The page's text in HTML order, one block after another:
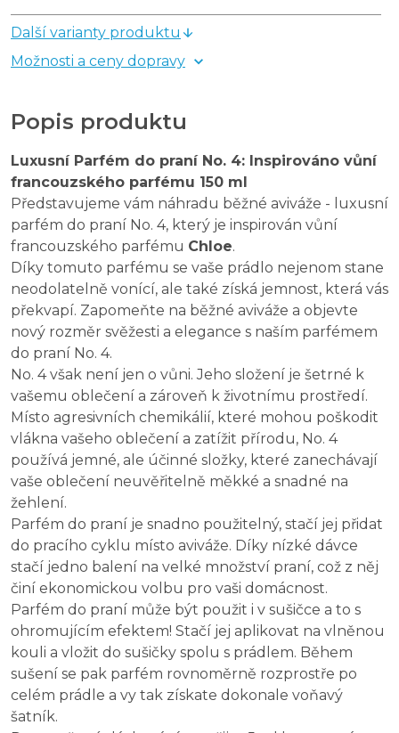
Další varianty produktu
Možnosti a ceny dopravy
Popis produktu
Luxusní Parfém do praní No. 4: Inspirováno vůní
francouzského parfému 150 ml
Představujeme vám náhradu běžné aviváže - luxusní
parfém do praní No. 4, který je inspirován vůní
francouzského parfému Chloe.
Díky tomuto parfému se vaše prádlo nejenom stane
neodolatelně vonící, ale také získá jemnost, která vás
překvapí. Zapomeňte na běžné aviváže a objevte
nový rozměr svěžesti a elegance s naším parfémem
do praní No. 4.
No. 4 však není jen o vůni. Jeho složení je šetrné k
vašemu oblečení a zároveň k životnímu prostředí.
Místo agresivních chemikálií, které mohou poškodit
vlákna vašeho oblečení a zatížit přírodu, No. 4
používá jemné, ale účinné složky, které zanechávají
vaše oblečení neuvěřitelně měkké a snadné na
žehlení.
Parfém do praní je snadno použitelný, stačí jej přidat
do pracího cyklu místo aviváže. Díky nízké dávce
stačí jedno balení na velké množství praní, což z něj
činí ekonomickou volbu pro vaši domácnost.
Parfém do praní může být použit i v sušičce a to s
ohromujícím efektem! Stačí jej aplikovat na vlněnou
kouli a vložit do sušičky spolu s prádlem. Během
sušení se pak parfém rovnoměrně rozprostře po
celém prádle a vy tak získate dokonale voňavý
šatník.